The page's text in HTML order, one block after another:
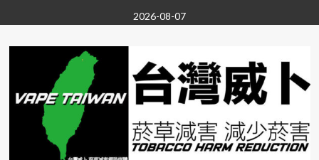
to
content
2026-08-07